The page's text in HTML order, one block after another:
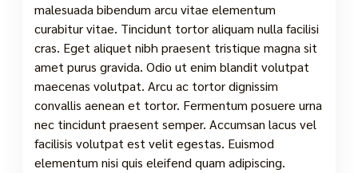
malesuada bibendum arcu vitae elementum
curabitur vitae. Tincidunt tortor aliquam nulla facilisi
cras. Eget aliquet nibh praesent tristique magna sit
amet purus gravida. Odio ut enim blandit volutpat
maecenas volutpat. Arcu ac tortor dignissim
convallis aenean et tortor. Fermentum posuere urna
nec tincidunt praesent semper. Accumsan lacus vel
facilisis volutpat est velit egestas. Euismod
elementum nisi quis eleifend quam adipiscing.